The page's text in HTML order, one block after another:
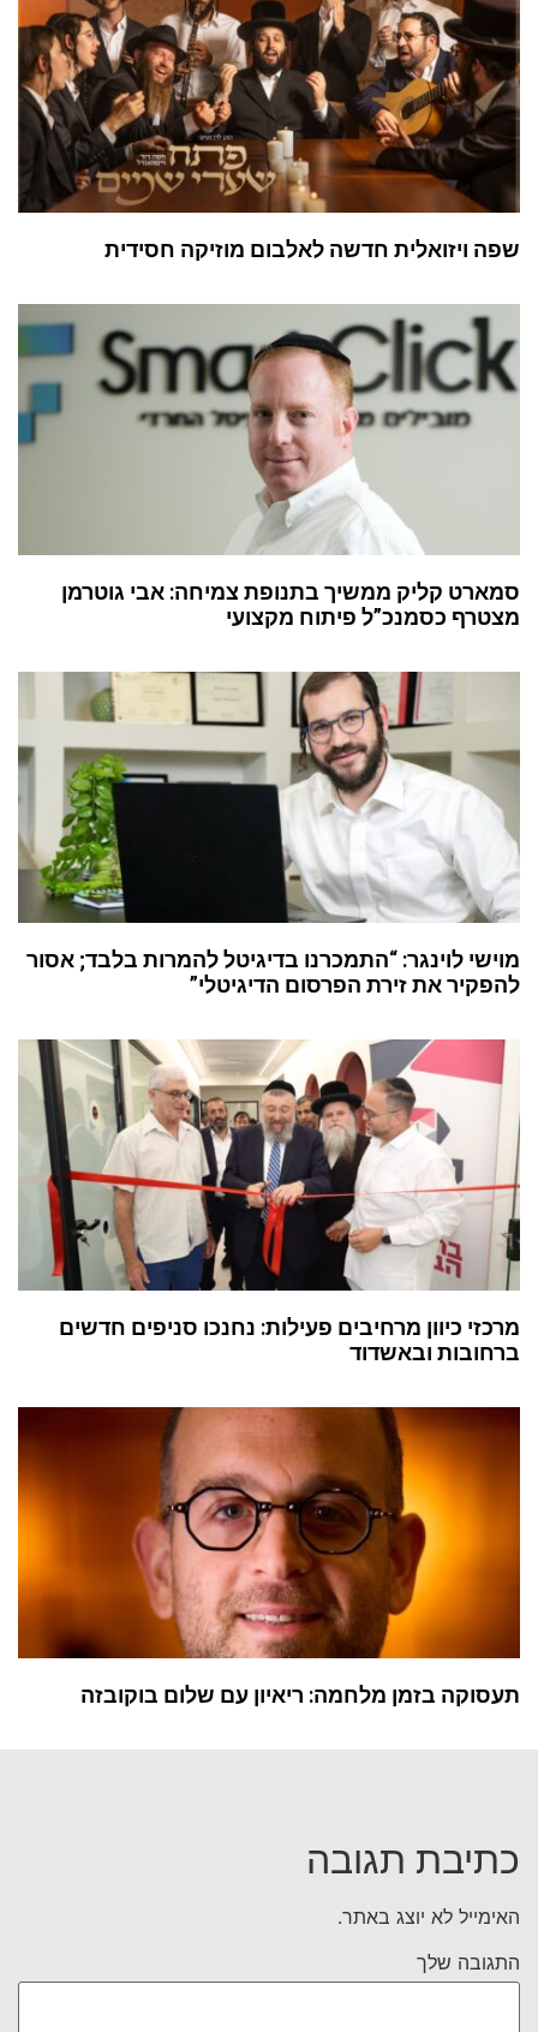
שפה ויזואלית חדשה לאלבום מוזיקה חסידית
סמארט קליק ממשיך בתנופת צמיחה: אבי גוטרמן
מצטרף כסמנכ”ל פיתוח מקצועי
מוישי לוינגר: “התמכרנו בדיגיטל להמרות בלבד; אסור
להפקיר את זירת הפרסום הדיגיטלי”
מרכזי כיוון מרחיבים פעילות: נחנכו סניפים חדשים
ברחובות ובאשדוד
תעסוקה בזמן מלחמה: ריאיון עם שלום בוקובזה
כתיבת תגובה
האימייל לא יוצג באתר.
התגובה שלך